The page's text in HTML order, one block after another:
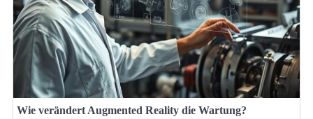
Wie verändert Augmented Reality die Wartung?